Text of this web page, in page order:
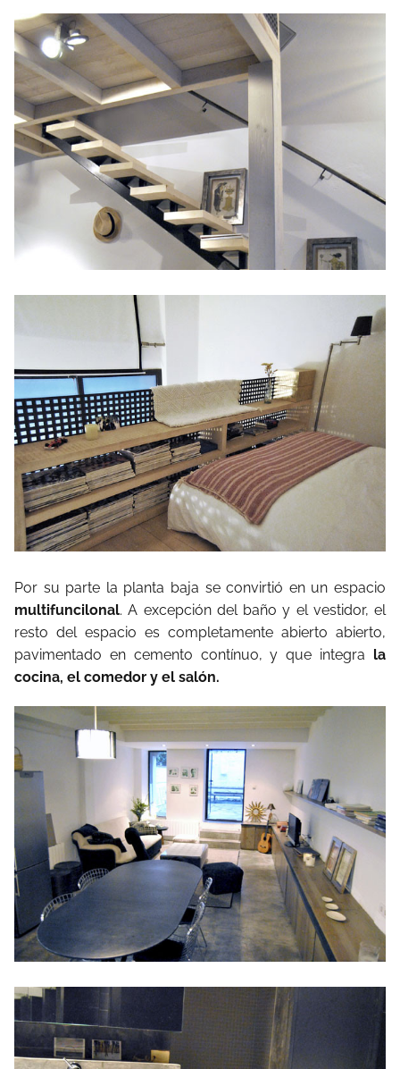
Por su parte la planta baja se convirtió en un espacio
multifuncilonal. A excepción del baño y el vestidor, el
resto del espacio es completamente abierto abierto,
pavimentado en cemento contínuo, y que integra la
cocina, el comedor y el salón.